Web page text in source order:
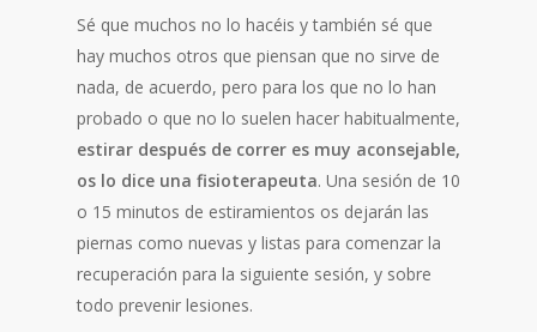
Sé que muchos no lo hacéis y también sé que
hay muchos otros que piensan que no sirve de
nada, de acuerdo, pero para los que no lo han
probado o que no lo suelen hacer habitualmente,
estirar después de correr es muy aconsejable,
os lo dice una fisioterapeuta. Una sesión de 10
o 15 minutos de estiramientos os dejarán las
piernas como nuevas y listas para comenzar la
recuperación para la siguiente sesión, y sobre
todo prevenir lesiones.